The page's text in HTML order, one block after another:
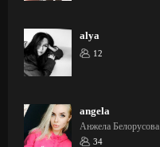
alya
12
angela
Анжела Белорусова
34